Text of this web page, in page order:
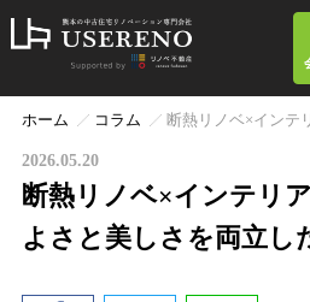
ホーム コラム 断熱リノベ×インテ
2026.05.20
断熱リノベ×インテリ
よさと美しさを両立し